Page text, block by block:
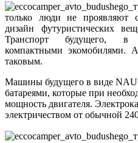
только люди не проявляют
дизайн футуристических
Транспорт будущего, в
компактными экомобилями.
таковым.
Машины будущего в виде
батареями, которые при
мощность двигателя.
электричеством от обычной